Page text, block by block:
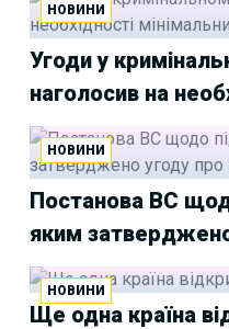
НОВИНИ
Угоди у
наголосив на
НОВИНИ
Постанова ВС
яким
НОВИНИ
Ще одна країна